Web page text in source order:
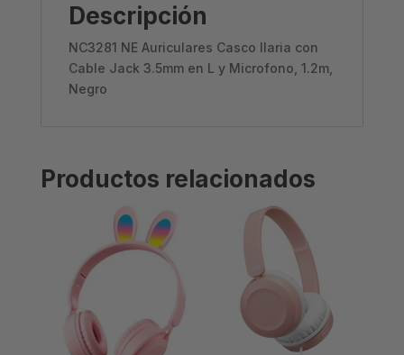
Descripción
NC3281 NE Auriculares Casco Ilaria con
Cable Jack 3.5mm en L y Microfono, 1.2m,
Negro
Productos relacionados